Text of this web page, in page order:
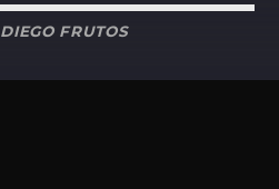
DIEGO FRUTOS